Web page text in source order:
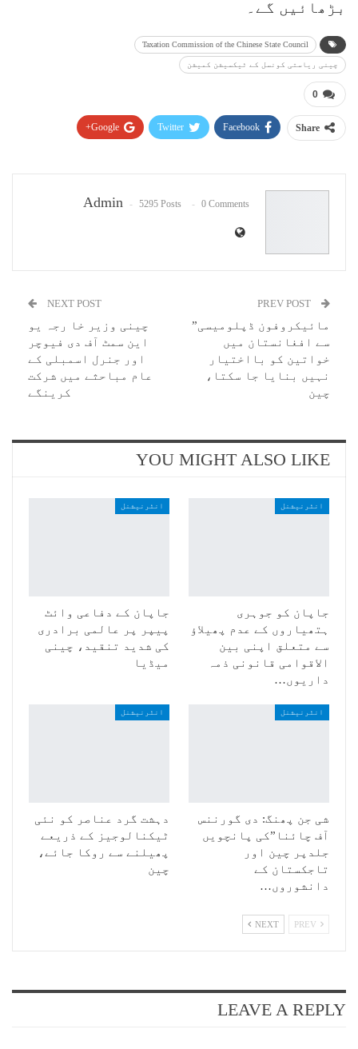
بڑھائیں گے۔
Taxation Commission of the Chinese State Council
چینی ریاستی کونسل کے ٹیکسیشن کمیشن
0
Share
Facebook
Twitter
Google+
Admin 5295 Posts 0 Comments
مائیکروفون ڈپلومیسی”
سے افغانستان میں
خواتین کو بااختیار
نہیں بنایا جا سکتا،
چین
NEXT POST
چینی وزیر خا رجہ یو
این سمٹ آف دی فیوچر
اور جنرل اسمبلی کے
عام مباحثے میں شرکت
کرینگے
YOU MIGHT ALSO LIKE
انٹرنیشنل
جاپان کو جوہری
ہتھیاروں کے عدم پھیلاؤ
سے متعلق اپنی بین
الاقوامی قانونی ذمہ
داریوں…
انٹرنیشنل
جاپان کے دفاعی وائٹ
پیپر پر عالمی برادری
کی شدید تنقید، چینی
میڈیا
انٹرنیشنل
شی جن پھنگ: دی گورننس
آف چائنا”کی پانچویں
جلدپر چین اور
تاجکستان کے
دانشوروں…
انٹرنیشنل
دہشت گرد عناصر کو نئی
ٹیکنالوجیز کے ذریعے
پھیلنے سے روکا جائے،
چین
NEXT
LEAVE A REPLY